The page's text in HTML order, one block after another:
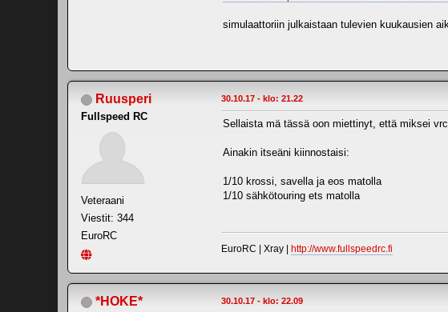
simulaattoriin julkaistaan tulevien kuukausien
Ruusperi
Fullspeed RC
Veteraani
Viestit: 344
EuroRC
30.10.17 - klo: 21.22
Sellaista mä tässä oon miettinyt, että miksei
Ainakin itseäni kiinnostaisi:
1/10 krossi, savella ja eos matolla
1/10 sähkötouring ets matolla
EuroRC | Xray | http://www.fullspeedrc.fi
*HOKE* 30.10.17 - klo: 22.09